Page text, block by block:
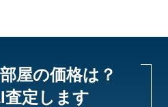
屋の価格は？
査定します